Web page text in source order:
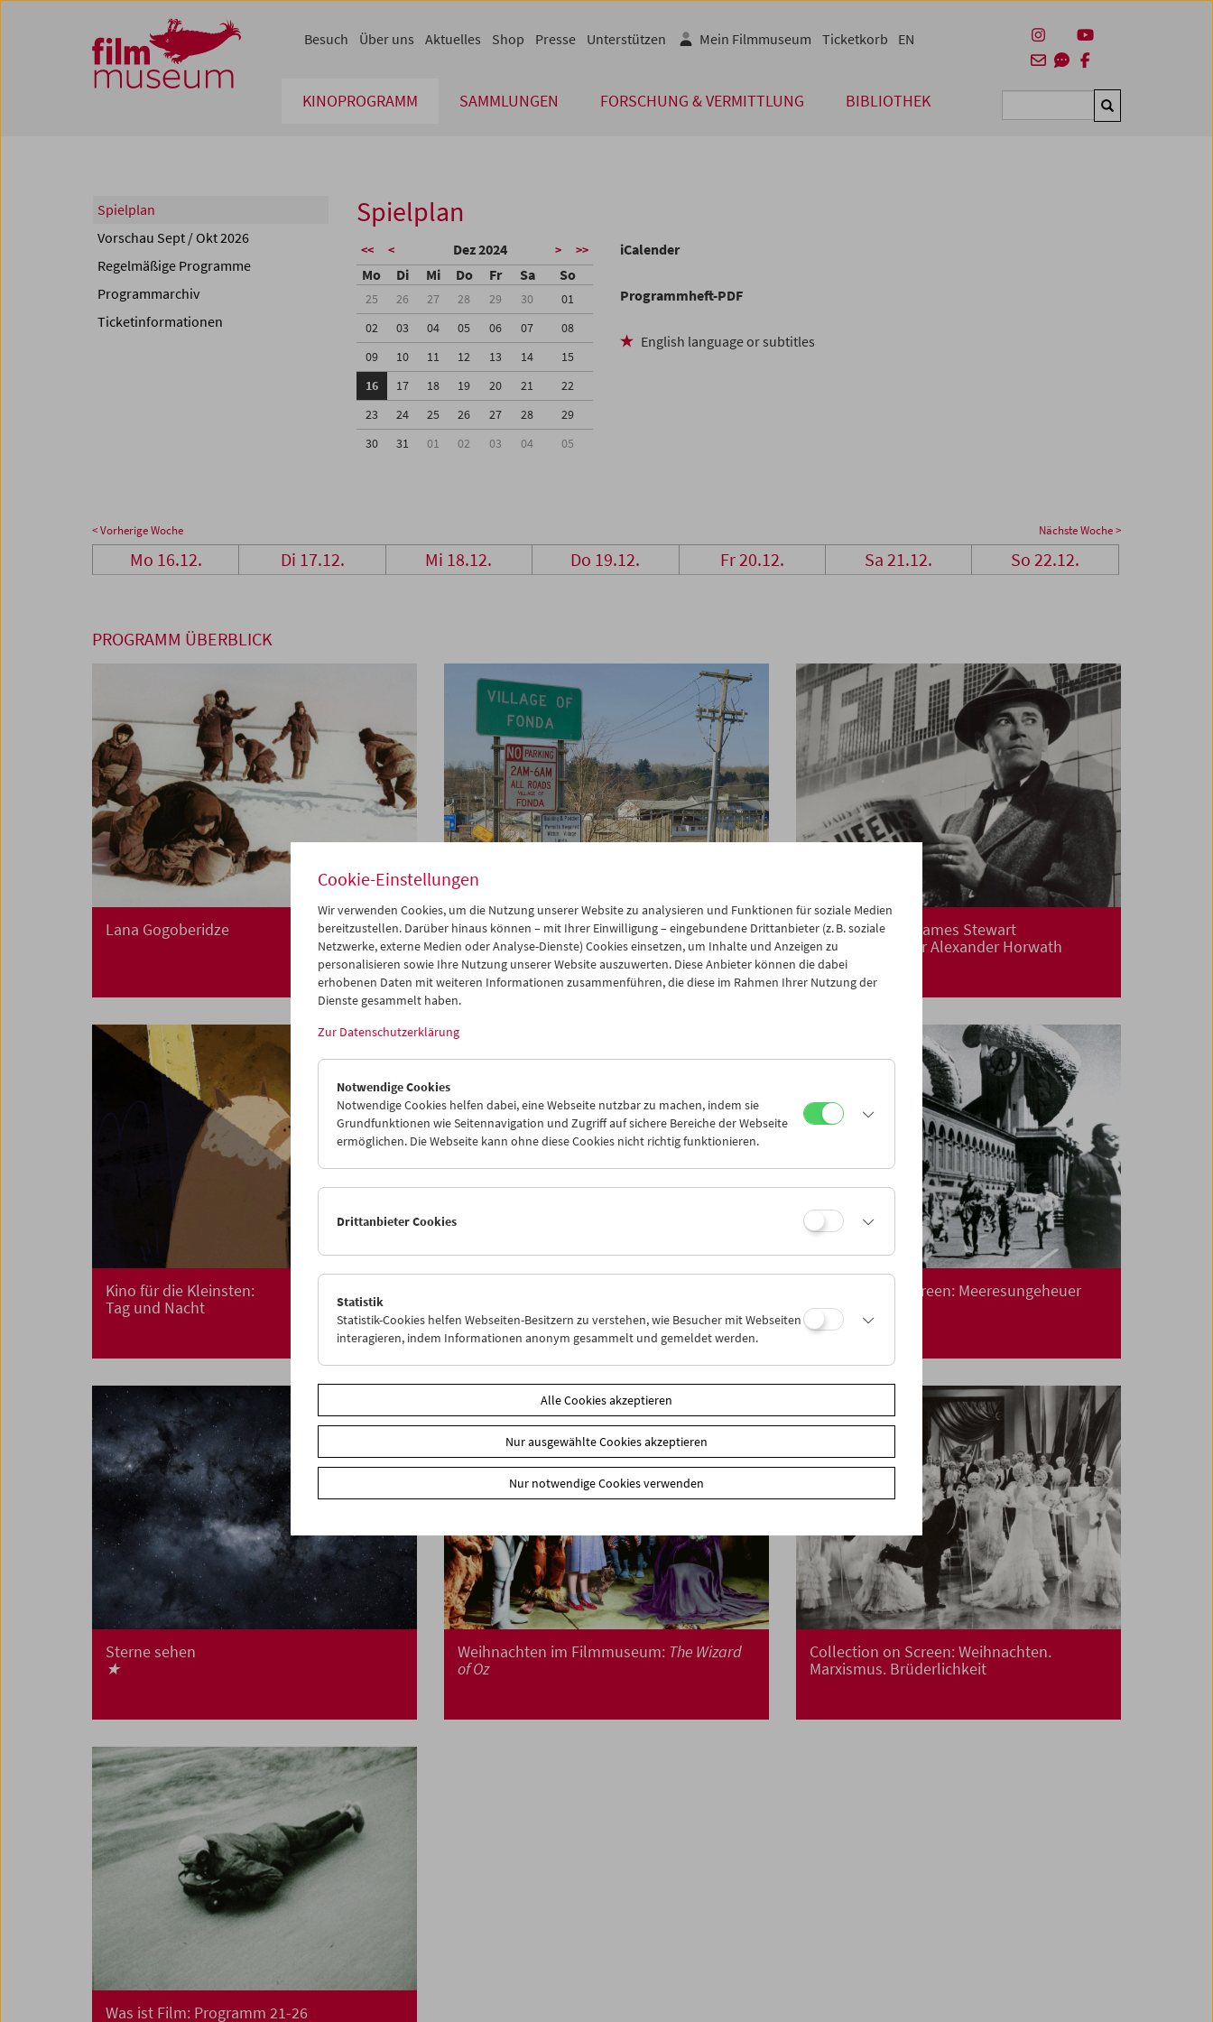
Zum Inhalt
Zum Hauptmenü
Zur Servicenavigation
Zum Suche
KINOPROGRAMM SAMMLUNGEN FORSCHUNG & VERMITTLUNG BIBLIOTHEK Suchen
Besuch Über uns Aktuelles Shop Presse Unterstützen Mein Filmmuseum Ticketkorb EN
Spielplan
Vorschau Sept / Okt 2026
Regelmäßige Programme
Programmarchiv
Ticketinformationen
Spielplan
<< < Dez 2024 > >>
Mo Di Mi Do Fr Sa So
25 26 27 28 29 30
01
02
03 04 05 06 07
08
09
10 11 12 13 14
15
16
17 18 19 20 21
22
23
24 25 26 27 28
29
30
31 01 02 03 04 05
iCalender
Programmheft-PDF
English language or subtitles
< Vorherige Woche Nächste Woche >
Mo 16.12. Di 17.12. Mi 18.12. Do 19.12. Fr 20.12. Sa 21.12. So 22.12.
PROGRAMM ÜBERBLICK
Lana Gogoberidze Premiere:Henry Fonda for President
Henry Fonda & James Stewart
Carte blanche für Alexander Horwath
Kino für die Kleinsten:
Tag und Nacht
Collection on Screen: Meeresungeheuer
Sterne sehen
★
Weihnachten im Filmmuseum: The Wizard
of Oz
Collection on Screen: Weihnachten.
Marxismus. Brüderlichkeit
Was ist Film: Programm 21-26
Cookie-Einstellungen
Wir verwenden Cookies, um die Nutzung unserer Website zu analysieren und Funktionen für soziale Medien
bereitzustellen. Darüber hinaus können – mit Ihrer Einwilligung – eingebundene Drittanbieter (z. B. soziale
Netzwerke, externe Medien oder Analyse-Dienste) Cookies einsetzen, um Inhalte und Anzeigen zu
personalisieren sowie Ihre Nutzung unserer Website auszuwerten. Diese Anbieter können die dabei
erhobenen Daten mit weiteren Informationen zusammenführen, die diese im Rahmen Ihrer Nutzung der
Dienste gesammelt haben.
Zur Datenschutzerklärung
Notwendige Cookies
Notwendige Cookies helfen dabei, eine Webseite nutzbar zu machen, indem sie
Grundfunktionen wie Seitennavigation und Zugriff auf sichere Bereiche der Webseite
ermöglichen. Die Webseite kann ohne diese Cookies nicht richtig funktionieren.
Drittanbieter Cookies
Statistik
Statistik-Cookies helfen Webseiten-Besitzern zu verstehen, wie Besucher mit Webseiten
interagieren, indem Informationen anonym gesammelt und gemeldet werden.
Alle Cookies akzeptieren
Nur ausgewählte Cookies akzeptieren
Nur notwendige Cookies verwenden